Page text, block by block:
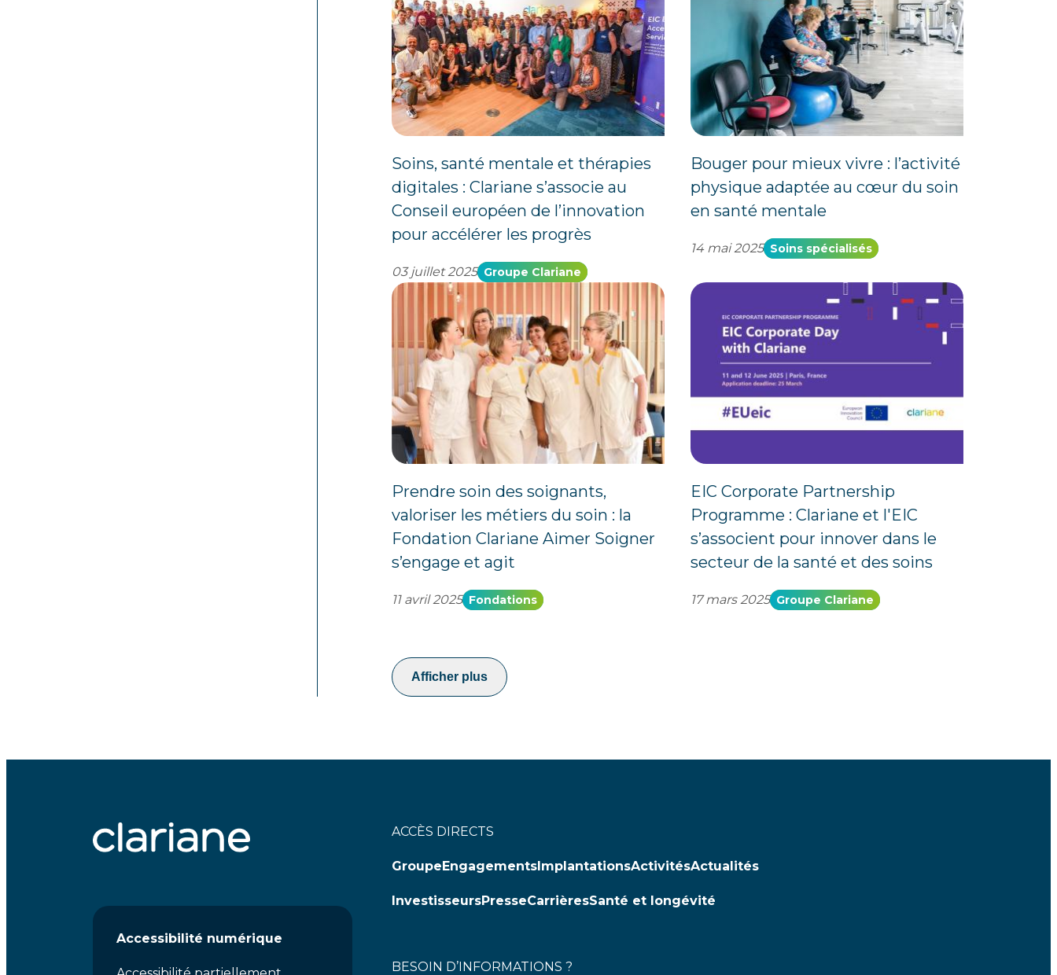
Soins, santé mentale et thérapies
digitales : Clariane s’associe au
Conseil européen de l’innovation
pour accélérer les progrès
03 juillet 2025 Groupe Clariane
Bouger pour mieux vivre : l’activité
physique adaptée au cœur du soin
en santé mentale
14 mai 2025 Soins spécialisés
Prendre soin des soignants,
valoriser les métiers du soin : la
Fondation Clariane Aimer Soigner
s’engage et agit
11 avril 2025 Fondations
EIC Corporate Partnership
Programme : Clariane et l'EIC
s’associent pour innover dans le
secteur de la santé et des soins
17 mars 2025 Groupe Clariane
Afficher plus
Accessibilité numérique
ACCÈS DIRECTS
GroupeEngagementsImplantationsActivitésActualités
InvestisseursPresseCarrièresSanté et longévité
BESOIN D’INFORMATIONS ?